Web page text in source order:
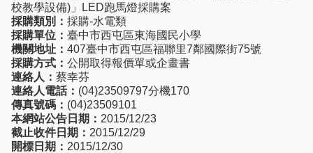
校教學設備)」LED跑馬燈採購案
採購類別： 採購-水電類
採購單位： 臺中市西屯區東海國民小學
機關地址： 407臺中市西屯區福聯里7鄰國際街75號
採購方式： 公開取得報價單或企畫書
連絡人： 蔡幸芬
連絡人電話： (04)23509797分機170
傳真號碼： (04)23509101
本網站公告日期： 2015/12/23
截止收件日期： 2015/12/29
開標日期： 2015/12/30